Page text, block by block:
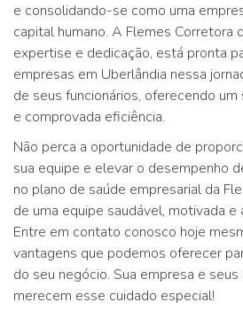
e consolidando-se como uma
capital humano. A Flemes Corretora
expertise e dedicação, está pronta
empresas em Uberlândia nessa
de seus funcionários, oferecendo
e comprovada eficiência.
Não perca a oportunidade de
sua equipe e elevar o desempenho
no plano de saúde empresarial da
de uma equipe saudável, motivada
Entre em contato conosco hoje
vantagens que podemos oferecer
do seu negócio. Sua empresa e
merecem esse cuidado especial!